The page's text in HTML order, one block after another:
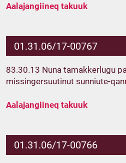
Aalajangiineq takuuk
01.31.06/17-00767
83.30.13 Nuna tamakkerlugu
missingersuutinut sunniute-
Aalajangiineq takuuk
01.31.06/17-00766